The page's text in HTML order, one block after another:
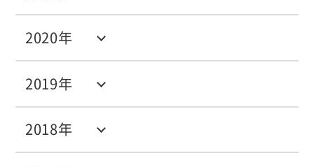
2018年
2019年
2020年